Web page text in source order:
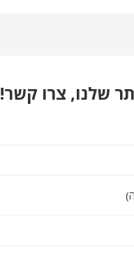
שלנו, צרו קשר!